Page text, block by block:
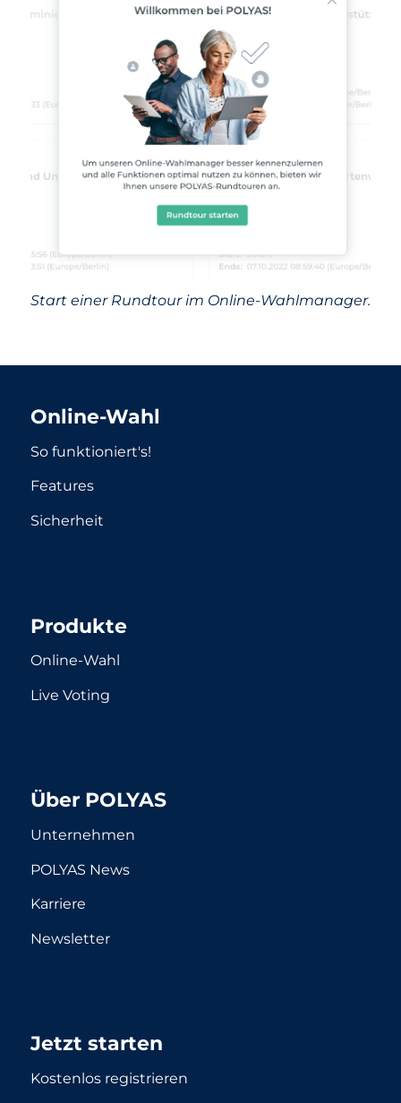
Start einer Rundtour im Online-Wahlmanager.
Online-Wahl
So funktioniert's!
Features
Sicherheit
Produkte
Online-Wahl
Live Voting
Über POLYAS
Unternehmen
POLYAS News
Karriere
Newsletter
Jetzt starten
Kostenlos registrieren